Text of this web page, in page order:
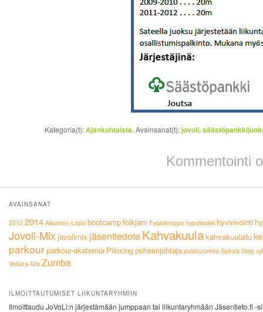
Kategoria(t):Ajankohtaista. Avainsanat(t):jovoli,
Kommentointi
AVAINSANAT
2012 2014 Aikuinen-Lapsi bootcampfolkjam Fysiokimppa hypoteekki hyvinvointi
Jovoli-Mixjovolimix jäsentiedoteKahvakuulakahvakuulailu
parkourparkour-akatemia Piloxingpuheenjohtaja puistozumba Spirals Step
Vekara-Mix Zumba
ILMOITTAUTUMISET LIIKUNTARYHMIIN
Ilmoittaudu JoVoLi:n järjestämään jumppaan tai liikuntaryhmään Jäsentieto.fi -